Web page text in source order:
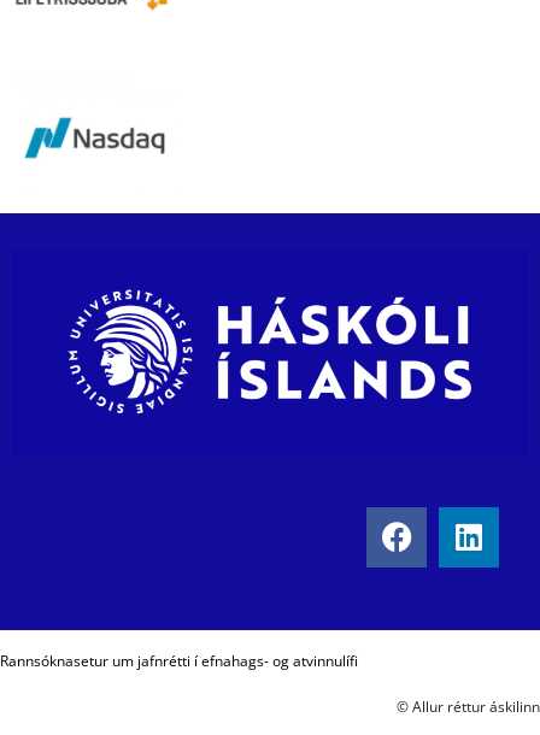
Rannsóknasetur um jafnrétti í efnahags- og atvinnulífi
© Allur réttur áskilinn